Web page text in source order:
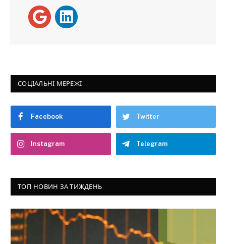
СОЦІАЛЬНІ МЕРЕЖІ
Facebook Twitter
Instagram Telegram
ТОП НОВИН ЗА ТИЖДЕНЬ